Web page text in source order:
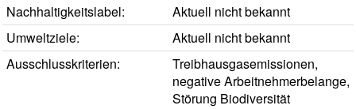
Nachhaltigkeitslabel:
Aktuell nicht bekannt
Umweltziele:
Aktuell nicht bekannt
Ausschlusskriterien:
Treibhausgasemissionen,
negative Arbeitnehmerbelange,
Störung Biodiversität